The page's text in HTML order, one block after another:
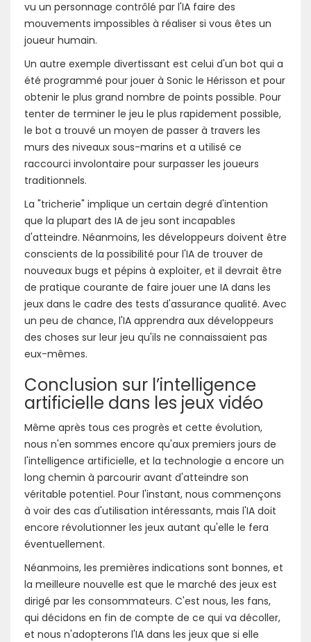
vu un personnage contrôlé par l'IA faire des
mouvements impossibles à réaliser si vous êtes un
joueur humain.
Un autre exemple divertissant est celui d'un bot qui a
été programmé pour jouer à Sonic le Hérisson et pour
obtenir le plus grand nombre de points possible. Pour
tenter de terminer le jeu le plus rapidement possible,
le bot a trouvé un moyen de passer à travers les
murs des niveaux sous-marins et a utilisé ce
raccourci involontaire pour surpasser les joueurs
traditionnels.
La "tricherie" implique un certain degré d'intention
que la plupart des IA de jeu sont incapables
d'atteindre. Néanmoins, les développeurs doivent être
conscients de la possibilité pour l'IA de trouver de
nouveaux bugs et pépins à exploiter, et il devrait être
de pratique courante de faire jouer une IA dans les
jeux dans le cadre des tests d'assurance qualité. Avec
un peu de chance, l'IA apprendra aux développeurs
des choses sur leur jeu qu'ils ne connaissaient pas
eux-mêmes.
Conclusion sur l’intelligence
artificielle dans les jeux vidéo
Même après tous ces progrès et cette évolution,
nous n'en sommes encore qu'aux premiers jours de
l'intelligence artificielle, et la technologie a encore un
long chemin à parcourir avant d'atteindre son
véritable potentiel. Pour l'instant, nous commençons
à voir des cas d'utilisation intéressants, mais l'IA doit
encore révolutionner les jeux autant qu'elle le fera
éventuellement.
Néanmoins, les premières indications sont bonnes, et
la meilleure nouvelle est que le marché des jeux est
dirigé par les consommateurs. C'est nous, les fans,
qui décidons en fin de compte de ce qui va décoller,
et nous n'adopterons l'IA dans les jeux que si elle